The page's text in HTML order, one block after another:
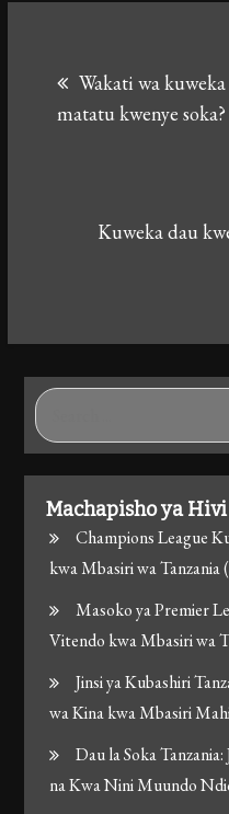
Wakati wa
matatu kwenye soka?
Kuweka dau
Search
for:
Machapisho ya
Champions League
kwa Mbasiri wa Tanzania
Masoko ya Premier
Vitendo kwa Mbasiri wa
Jinsi ya Kubashiri
wa Kina kwa Mbasiri
Dau la Soka
na Kwa Nini Muundo